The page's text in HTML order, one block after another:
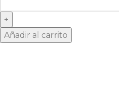
Añadir al carrito